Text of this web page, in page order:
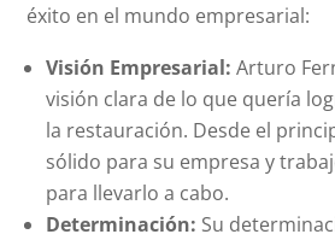
éxito en el mundo empresarial:
Visión Empresarial: Arturo
visión clara de lo que quería
la restauración. Desde el
sólido para su empresa y
para llevarlo a cabo.
Determinación: Su